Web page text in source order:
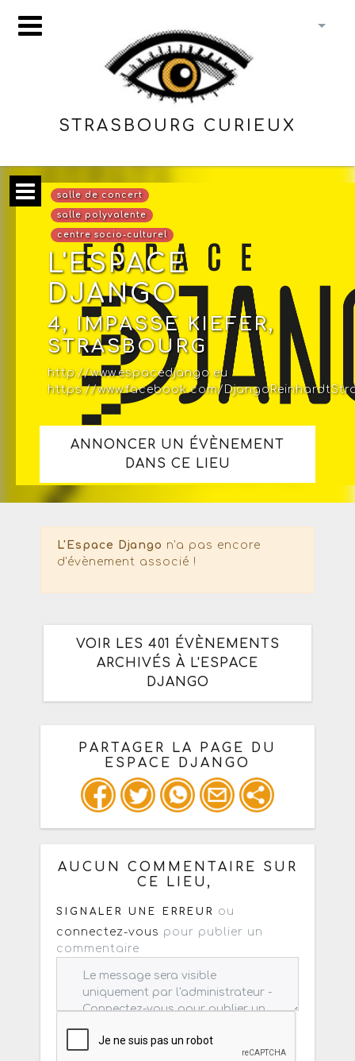
STRASBOURG CURIEUX
salle de concert
salle polyvalente
centre socio-culturel
L'ESPACE
DJANGO
4, IMPASSE KIEFER,
STRASBOURG
http://www.espacedjango.eu
https://www.facebook.com/
ANNONCER UN ÉVÈNEMENT
DANS CE LIEU
L'Espace Django n'a pas encore
d'évènement associé !
VOIR LES 401 ÉVÈNEMENTS
ARCHIVÉS À L'ESPACE
DJANGO
PARTAGER LA PAGE DU
ESPACE DJANGO
Ou copiez les infos ci-dessous pour
un : mail / forum / réseau social
AUCUN COMMENTAIRE SUR
CE LIEU,
SIGNALER UNE ERREUR
ou
connectez-vous pour publier un
commentaire